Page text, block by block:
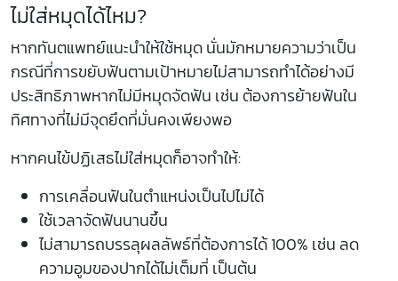
ไม่ใส่หมุดได้ไหม?
หากทันตแพทย์แนะนำให้ใช้หมุด นั่นมักหมายความว่าเป็น
กรณีที่การขยับฟันตามเป้าหมายไม่สามารถทำได้อย่างมี
ประสิทธิภาพหากไม่มีหมุดจัดฟัน เช่น ต้องการย้ายฟันใน
ทิศทางที่ไม่มีจุดยึดที่มั่นคงเพียงพอ
หากคนไข้ปฏิเสธไม่ใส่หมุดก็อาจทำให้:
การเคลื่อนฟันในตำแหน่งเป็นไปไม่ได้
ใช้เวลาจัดฟันนานขึ้น
ไม่สามารถบรรลุผลลัพธ์ที่ต้องการได้ 100% เช่น ลด
ความอูมของปากได้ไม่เต็มที่ เป็นต้น